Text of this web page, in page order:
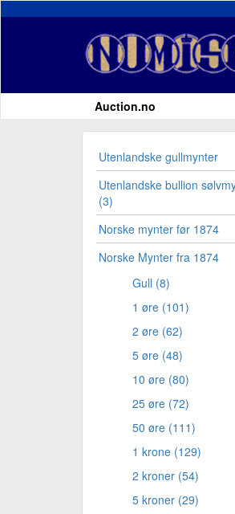
Auction.no
Utenlandske gullmynter
Utenlandske bullion
(3)
Norske mynter før 1874
Norske Mynter fra 1874
Gull (8)
1 øre (101)
2 øre (62)
5 øre (48)
10 øre (80)
25 øre (72)
50 øre (111)
1 krone (129)
2 kroner (54)
5 kroner (29)